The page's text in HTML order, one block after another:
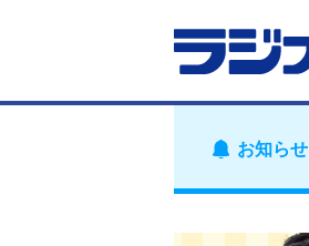
お知らせ